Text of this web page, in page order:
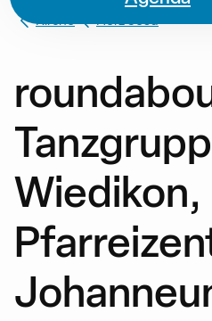
Kirche Herz Jesu
Wiedikon,